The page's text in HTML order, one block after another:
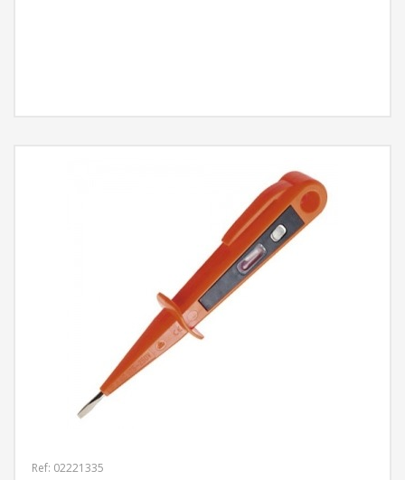
Ref: 02221335